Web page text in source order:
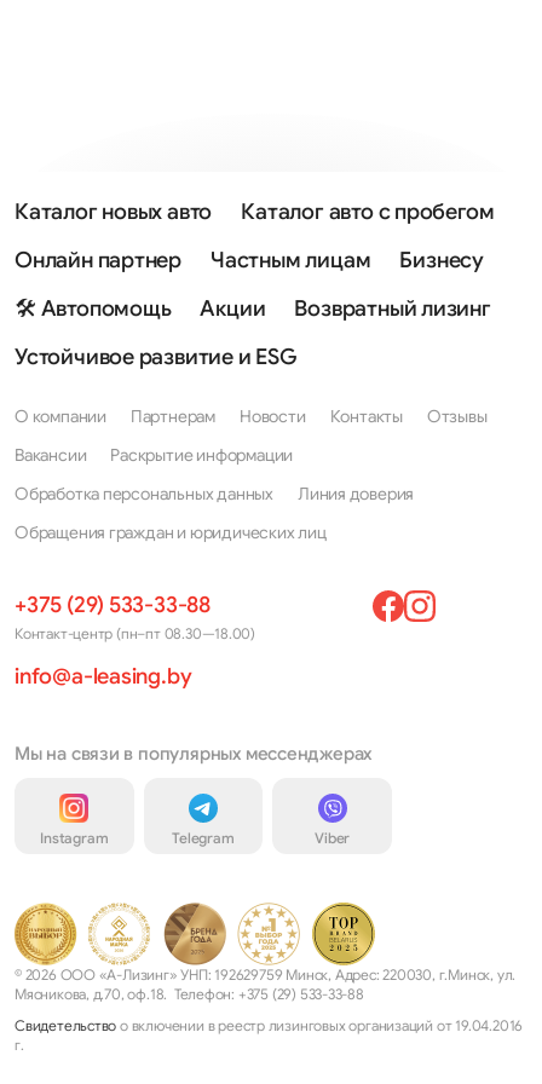
Каталог новых авто
Каталог авто с пробегом
Онлайн партнер
Частным лицам
Бизнесу
🛠 Автопомощь
Акции
Возвратный лизинг
Устойчивое развитие и ESG
О компании Партнерам Новости Контакты
Отзывы
Вакансии
Раскрытие информации
Обработка персональных данных
Линия доверия
Обращения граждан и юридических лиц
+375 (29) 533-33-88
Контакт-центр (пн–пт 08.30—18.00)
info@a-leasing.by
Мы на связи в популярных мессенджерах
Instagram Telegram Viber
© 2026 ООО «А-Лизинг» УНП: 192629759 Минск, Адрес: 220030, г.Минск, ул.
Мясникова, д.70, оф.18. Телефон: +375 (29) 533-33-88
Свидетельство о включении в реестр лизинговых организаций от 19.04.2016
г.